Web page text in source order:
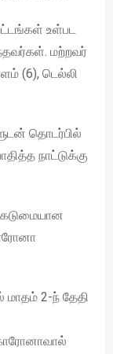
உள்பட
மற்றவர்
(6), டெல்லி
தொடர்பில்
நாட்டுக்கு
கடுமையான
மாதம் 2-ந் தேதி